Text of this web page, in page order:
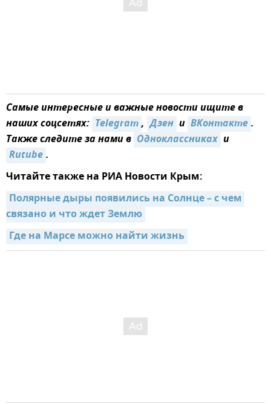
Самые интересные и важные новости ищите в
наших соцсетях: Telegram, Дзен и ВКонтакте.
Также следите за нами в Одноклассниках и
Rutube.
Читайте также на РИА Новости Крым:
Полярные дыры появились на Солнце – с чем
связано и что ждет Землю
Где на Марсе можно найти жизнь